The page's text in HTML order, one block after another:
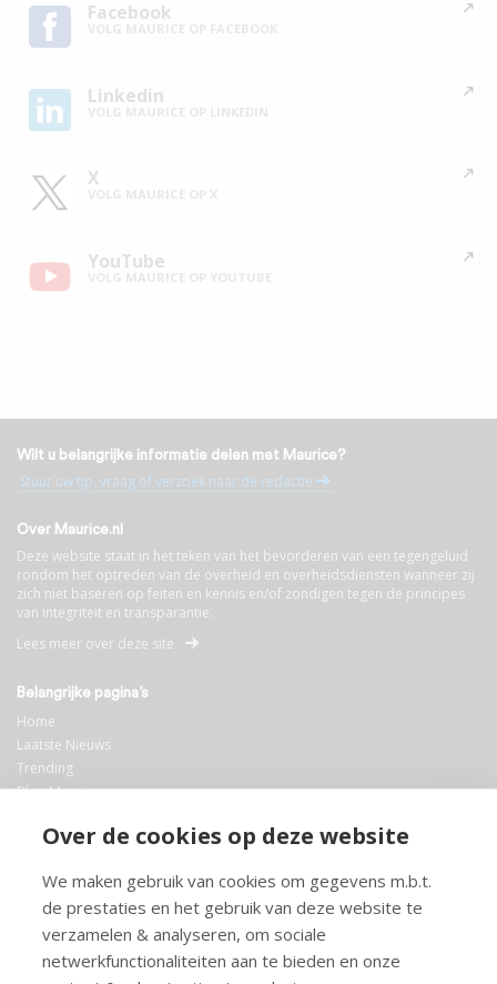
Over de cookies op deze website
We maken gebruik van cookies om gegevens m.b.t.
de prestaties en het gebruik van deze website te
verzamelen & analyseren, om sociale
netwerkfunctionaliteiten aan te bieden en onze
Facebook
Linkedin
X
YouTube
Wilt u belangrijke informatie delen met Maurice?
Stuur uw tip, vraag of verzoek naar de redactie
Over Maurice.nl
Deze website staat in het teken van het bevorderen van een tegengeluid
rondom het optreden van de overheid en overheidsdiensten wanneer zij
zich niet baseren op feiten en kennis en/of zondigen tegen de principes
van integriteit en transparantie.
Lees meer over deze site
Belangrijke pagina’s
Home
Laatste Nieuws
Trending
Blog Maurice
Bibliotheek
Info en service
FAQ
Doneren
Privacy